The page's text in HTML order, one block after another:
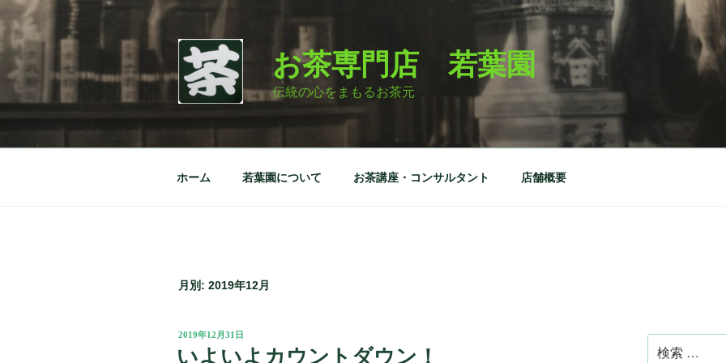
ン
テ
へ
キ
お茶専門店 若葉園
伝統の心をまもるお茶元
ホーム 若葉園について お茶講座・コンサルタント 店舗概要
月別: 2019年12月
投
稿
日:
2019年12月31日
いよいよカウントダウン！
索: